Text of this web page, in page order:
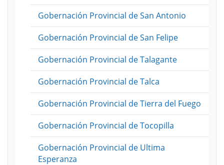
Gobernación Provincial de San Antonio
Gobernación Provincial de San Felipe
Gobernación Provincial de Talagante
Gobernación Provincial de Talca
Gobernación Provincial de Tierra del Fuego
Gobernación Provincial de Tocopilla
Gobernación Provincial de Ultima
Esperanza